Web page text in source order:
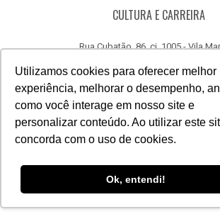
Utilizamos cookies para oferecer melhor
experiência, melhorar o desempenho,
como você interage em nosso site e
personalizar conteúdo. Ao utilizar este
concorda com o uso de cookies.
Ok, entendi!
CULTURA E CARREIRA
Rua Cubatão, 86, cj. 1005 - Vila
CÓDIGO DE ÉTICA
CANAL DE DENÚNCIAS
Acesse
nosso
Acesse
nosso
Acesse
nosso nosso